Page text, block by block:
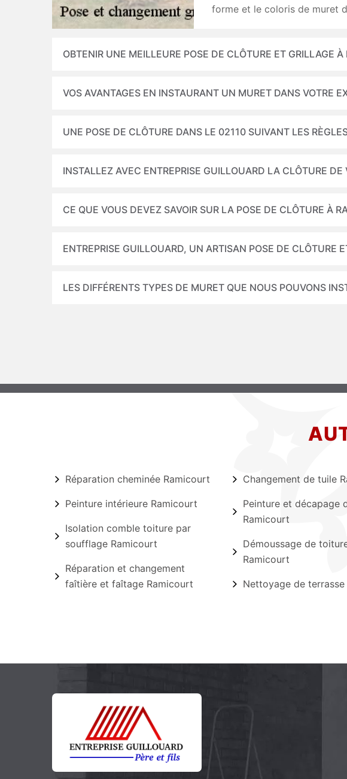
forme et le coloris de muret
OBTENIR UNE MEILLEURE POSE DE CLÔTURE ET GRILLAGE
VOS AVANTAGES EN INSTAURANT UN MURET DANS VOTRE
UNE POSE DE CLÔTURE DANS LE 02110 SUIVANT LES RÈGLES
INSTALLEZ AVEC ENTREPRISE GUILLOUARD LA CLÔTURE DE
CE QUE VOUS DEVEZ SAVOIR SUR LA POSE DE CLÔTURE À
ENTREPRISE GUILLOUARD, UN ARTISAN POSE DE CLÔTURE
LES DIFFÉRENTS TYPES DE MURET QUE NOUS POUVONS
Réparation cheminée Ramicourt
Peinture intérieure Ramicourt
Isolation comble toiture par
soufflage Ramicourt
Réparation et changement
faîtière et faîtage Ramicourt
Changement de tuile
Peinture et décapage
Ramicourt
Démoussage de
Ramicourt
Nettoyage de